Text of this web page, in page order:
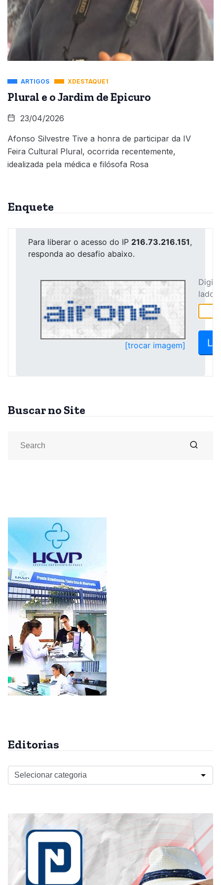
ARTIGOS XDESTAQUE1
Plural e o Jardim de Epicuro
23/04/2026
Afonso Silvestre Tive a honra de participar da IV
Feira Cultural Plural, ocorrida recentemente,
idealizada pela médica e filósofa Rosa
Enquete
Buscar no Site
Editorias